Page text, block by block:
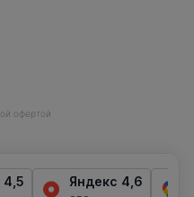
офертой